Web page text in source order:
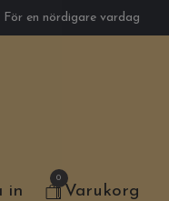
För en nördigare vardag
in
0
Varukorg